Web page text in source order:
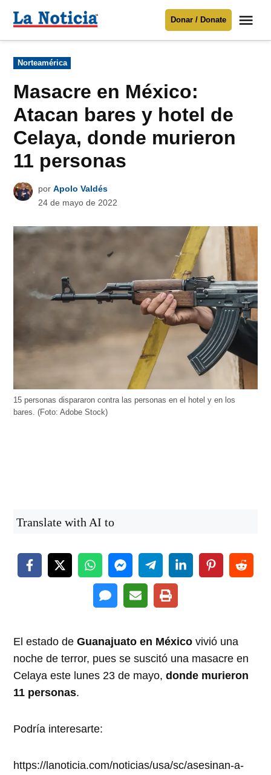
Para mantenerte informado necesitamos
Donar
contenido
Noticia
Donar / Donate
Publicado
en
Norteamérica
Masacre en México:
Atacan bares y hotel de
Celaya, donde murieron
11 personas
por Apolo Valdés
24 de mayo de 2022
15 personas dispararon contra las personas en el hotel y en los
bares. (Foto: Adobe Stock)
Translate with AI to
El estado de Guanajuato en México vivió una
noche de terror, pues se suscitó una masacre en
Celaya este lunes 23 de mayo,donde murieron
11 personas.
Podría interesarte:
https://lanoticia.com/noticias/usa/sc/asesinan-a-